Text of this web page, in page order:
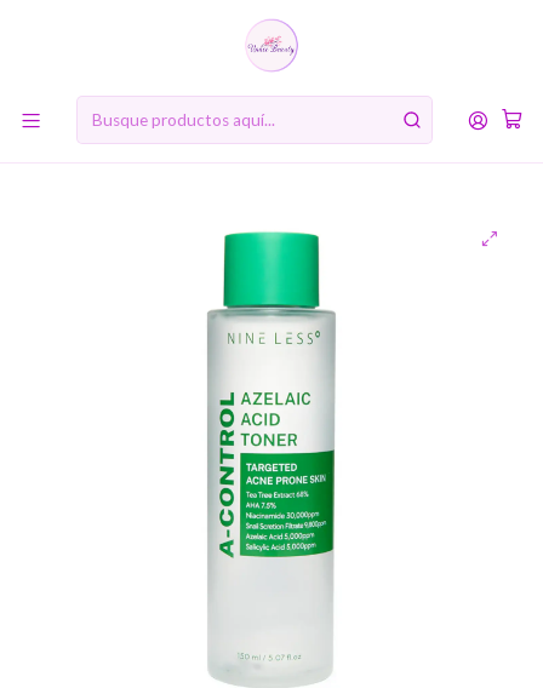
10% de descuento en tu primera compra online. Código: BIENVENIDA10
A-Control Azelaic Acid Toner (Nineless) - 150ml Tónico
pieles problemáticas o con acné